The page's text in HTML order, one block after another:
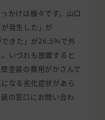
かけは様々です。山口
発生した」が
きた」が26.5%で外
いづれも放置すると
塗装の費用がかさんで
なる劣化症状があら
の窓口にお問い合わ